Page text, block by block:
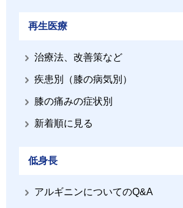
再生医療
治療法、改善策など
疾患別（膝の病気別）
膝の痛みの症状別
新着順に見る
低身長
アルギニンについてのQ&A